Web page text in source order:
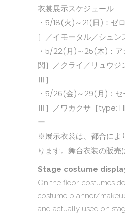
衣裳展示スケジュール
・5/18(火)～21(日)：ゼ
］／イモータル／シュン
・5/22(月)～25(木)：
関］／クライ／リュウジ
Ⅲ］
・5/26(金)～29(月)：セ
Ⅲ］／ワカクサ［type:
ー
※展示衣裳は、都合によ
ります。舞台衣装の販売
Stage costume
On the floor, costumes
costume planner/
and actually used on